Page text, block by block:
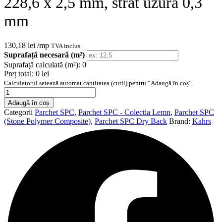
mm
130,18 lei /mp TVA inclus
Suprafață necesară (m²)
Suprafață calculată (m²): 0
Preț total: 0 lei
Calculatorul setează automat cantitatea (cutii) pentru “Adaugă în coș”.
Cantitate
Parchet
SPC
Kahrs
Dry
228,6
2,5
mm,
Adaugă în coș
Categorii Parchet SPC, Parchet SPC - Colectia Lemn, Parchet SPC
(Stone Polymer Composite), Parchet SPC Dry Back Brand: Kahrs